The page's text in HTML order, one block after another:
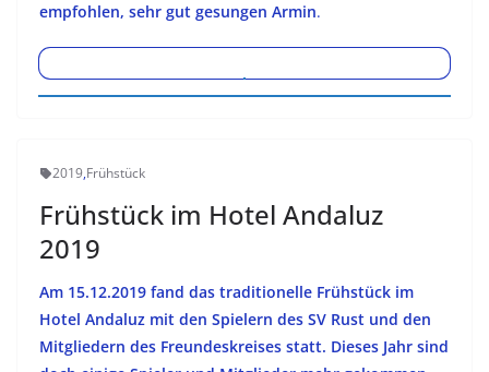
empfohlen, sehr gut gesungen Armin.
2019,Frühstück
Frühstück im Hotel Andaluz
2019
Am 15.12.2019 fand das traditionelle Frühstück im
Hotel Andaluz mit den Spielern des SV Rust und den
Mitgliedern des Freundeskreises statt. Dieses Jahr sind